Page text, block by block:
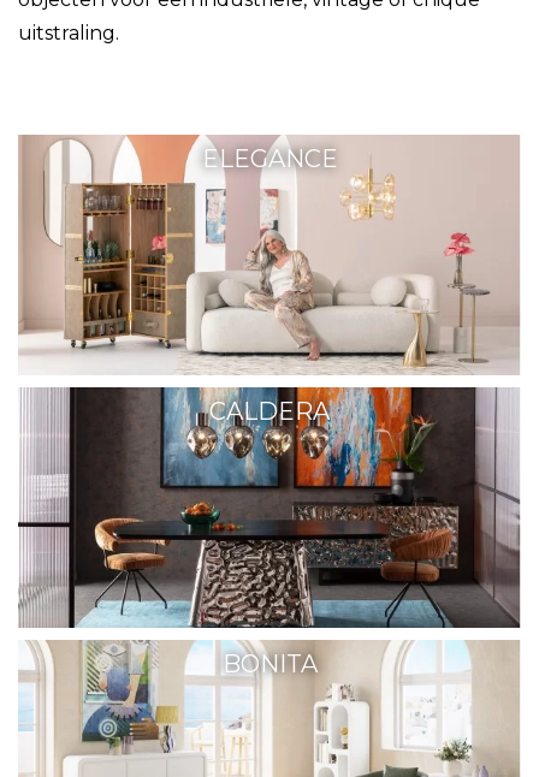
uitstraling.
ELEGANCE
CALDERA
BONITA